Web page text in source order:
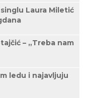
Laura Miletić
– „Treba nam
ledu i najavljuju